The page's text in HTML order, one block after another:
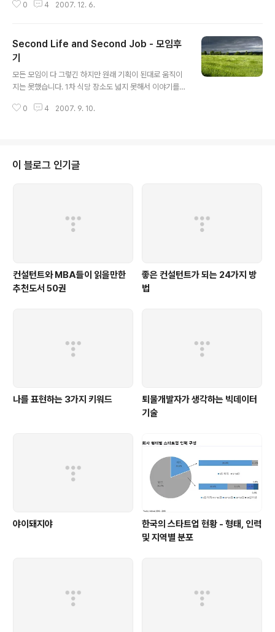
을 부탁드리고 꼭 블로그를 하지 않더라도 부담없이 오셔서 같이 즐거운 저녁식
정도였는데 그 이후로 꾸준하게 한달에 1~2번씩 진행한 블로그포럼 및 번개 등
으로 즐거운 시간이 되었습니다. 올 한해는 블로그포럼 같은 경우는 총 13번 정
도 진행했으며, 부산까지 가면서 진행이 이루어졌습니다. 덕분에 부산에서는 지
금도 마루님이 블로그 포럼을..
0 4 2007. 12. 6.
Second Life and Second Job - 모임후
기
모든 모임이 다 그렇긴 하지만 원래 기획이 된대로 움직이
지는 못했습니다. 1차 식당 장소도 넓지 못해서 이야기를
장소 주변으로 장소가 변경이 되고... 게다가 원래 모임에서
서 이야기를 들을 수 있어서 좋았던 것 같습니다. 또한, 다
른 분들과의 이야기를 통해 제 인생을 어떻게 살아야 좋을
혜민아빠, 필로스, ..
0 4 2007. 9. 10.
이 블로그 인기글
컨설턴트와 MBA들이 읽을만한
추천도서 50권
좋은 컨설턴트가 되는 24가지 방
법
나를 표현하는 3가지 키워드
퇴물개발자가 생각하는 빅데이터
기술
야이돼지야
한국의 스타트업 현황 - 형태, 인력
및 지역별 분포